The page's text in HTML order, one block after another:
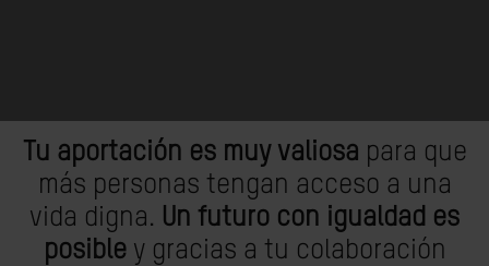
Tu aportación es muy valiosa para que
más personas tengan acceso a una
vida digna. Un futuro con igualdad es
posibley gracias a tu colaboración